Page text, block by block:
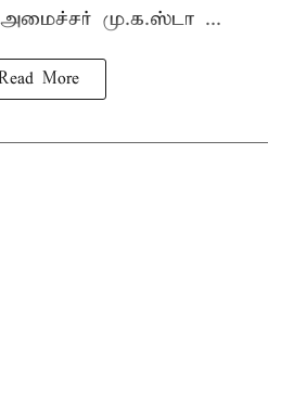
மு.க.ஸ்டா ...
More